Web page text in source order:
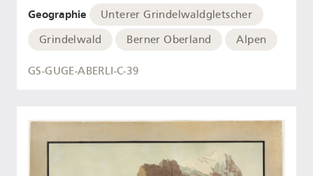
Geographie
Unterer Grindelwaldgletscher
Grindelwald
Berner Oberland Alpen
GS-GUGE-ABERLI-C-39